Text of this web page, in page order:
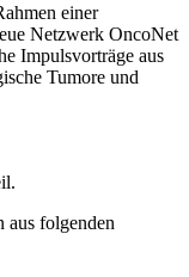
einer
Netzwerk OncoNet
Impulsvorträge aus
Tumore und
folgenden